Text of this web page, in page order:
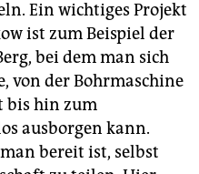
Ein wichtiges Projekt
ist zum Beispiel der
bei dem man sich
von der Bohrmaschine
bis hin zum
ausborgen kann.
bereit ist, selbst